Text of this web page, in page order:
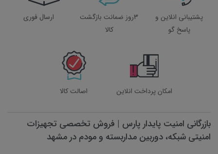
پشتیبانی انلاین و
پاسخ گو
3روز ضمانت بازگشت
کالا
ارسال فوری
امکان پرداخت انلاین اصالت کالا
بازرگانی امنیت پایدار پارس | فروش تخصصی تجهیزات
امنیتی شبکه، دوربین مداربسته و مودم در مشهد